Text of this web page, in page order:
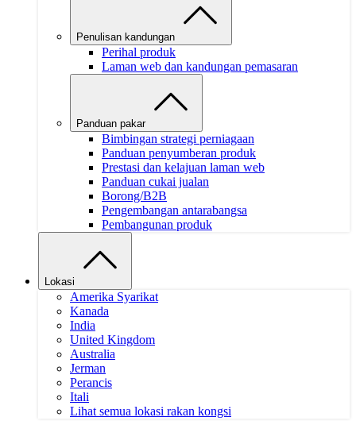
Penulisan kandungan
Perihal produk
Laman web dan kandungan pemasaran
Panduan pakar
Bimbingan strategi perniagaan
Panduan penyumberan produk
Prestasi dan kelajuan laman web
Panduan cukai jualan
Borong/B2B
Pengembangan antarabangsa
Pembangunan produk
Lokasi
Amerika Syarikat
Kanada
India
United Kingdom
Australia
Jerman
Perancis
Itali
Lihat semua lokasi rakan kongsi